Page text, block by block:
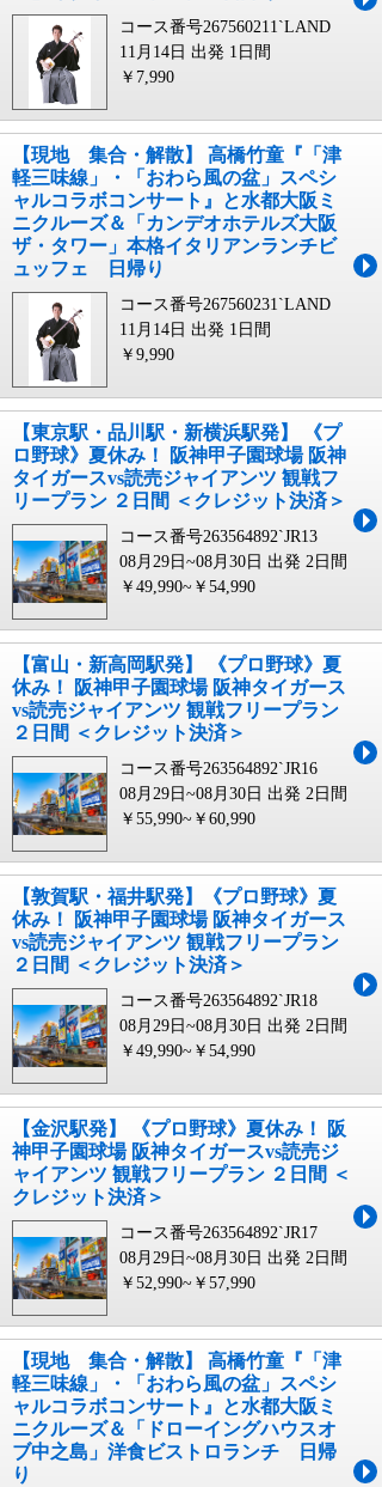
コース番号267560211`LAND
11月14日 出発 1日間
￥7,990
【現地 集合・解散】 高橋竹童『「津
軽三味線」・「おわら風の盆」スペシ
ャルコラボコンサート』と水都大阪ミ
ニクルーズ＆「カンデオホテルズ大阪
ザ・タワー」本格イタリアンランチビ
ュッフェ 日帰り
コース番号267560231`LAND
11月14日 出発 1日間
￥9,990
【東京駅・品川駅・新横浜駅発】 《プ
ロ野球》夏休み！ 阪神甲子園球場 阪神
タイガースvs読売ジャイアンツ 観戦フ
リープラン ２日間 ＜クレジット決済＞
コース番号263564892`JR13
08月29日~08月30日 出発 2日間
￥49,990~￥54,990
【富山・新高岡駅発】 《プロ野球》夏
休み！ 阪神甲子園球場 阪神タイガース
vs読売ジャイアンツ 観戦フリープラン
２日間 ＜クレジット決済＞
コース番号263564892`JR16
08月29日~08月30日 出発 2日間
￥55,990~￥60,990
【敦賀駅・福井駅発】《プロ野球》夏
休み！ 阪神甲子園球場 阪神タイガース
vs読売ジャイアンツ 観戦フリープラン
２日間 ＜クレジット決済＞
コース番号263564892`JR18
08月29日~08月30日 出発 2日間
￥49,990~￥54,990
【金沢駅発】 《プロ野球》夏休み！ 阪
神甲子園球場 阪神タイガースvs読売ジ
ャイアンツ 観戦フリープラン ２日間 ＜
クレジット決済＞
コース番号263564892`JR17
08月29日~08月30日 出発 2日間
￥52,990~￥57,990
【現地 集合・解散】 高橋竹童『「津
軽三味線」・「おわら風の盆」スペシ
ャルコラボコンサート』と水都大阪ミ
ニクルーズ＆「ドローイングハウスオ
ブ中之島」洋食ビストロランチ 日帰
り